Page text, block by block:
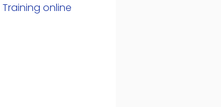
Training online